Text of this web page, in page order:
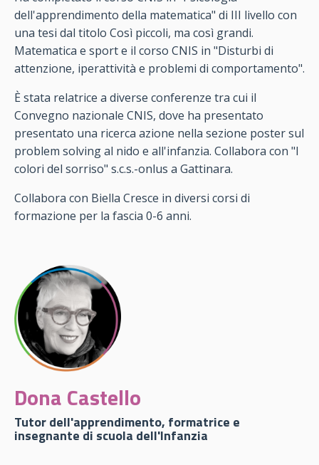
dell'apprendimento della matematica" di III livello con
una tesi dal titolo Così piccoli, ma così grandi.
Matematica e sport e il corso CNIS in "Disturbi di
attenzione, iperattività e problemi di comportamento".
È stata relatrice a diverse conferenze tra cui il
Convegno nazionale CNIS, dove ha presentato
presentato una ricerca azione nella sezione poster sul
problem solving al nido e all'infanzia. Collabora con "I
colori del sorriso" s.c.s.-onlus a Gattinara.
Collabora con Biella Cresce in diversi corsi di
formazione per la fascia 0-6 anni.
Dona Castello
Tutor dell'apprendimento, formatrice e
insegnante di scuola dell'Infanzia